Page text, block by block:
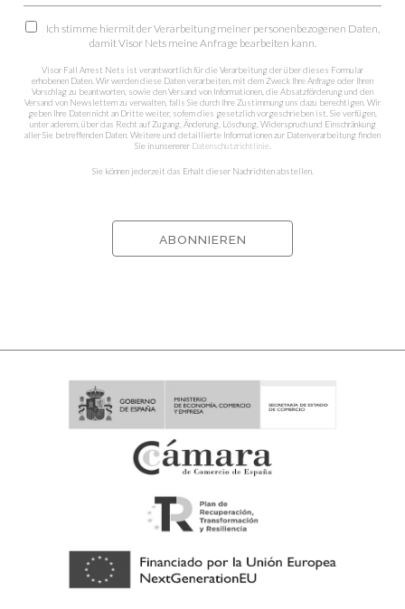
Ich stimme hiermit der Verarbeitung meiner personenbezogenen Daten,
damit Visor Nets meine Anfrage bearbeiten kann.
Visor Fall Arrest Nets ist verantwortlich für die Verarbeitung der über dieses Formular
erhobenen Daten. Wir werden diese Daten verarbeiten, mit dem Zweck Ihre Anfrage oder Ihren
Vorschlag zu beantworten, sowie den Versand von Informationen, die Absatzförderung und den
Versand von Newslettern zu verwalten, falls Sie durch Ihre Zustimmung uns dazu berechtigen. Wir
geben Ihre Daten nicht an Dritte weiter, sofern dies gesetzlich vorgeschrieben ist. Sie verfügen,
unter aderem, über das Recht auf Zugang, Änderung, Löschung, Widerspruch und Einschränkung
aller Sie betreffenden Daten. Weitere und detaillierte Informationen zur Datenverarbeitung finden
Sie in unsererer Datenschutzrichtlinie
Sie können jederzeit das Erhalt dieser Nachrichten abstellen.